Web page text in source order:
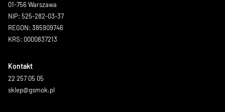
01-756 Warszawa
NIP: 525-282-03-37
REGON: 385909746
KRS: 0000837213
Kontakt
22 257 05 05
sklep@gsmok.pl